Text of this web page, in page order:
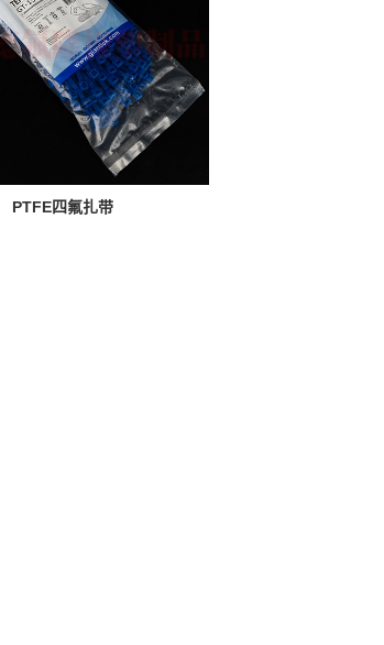
PTFE四氟扎带